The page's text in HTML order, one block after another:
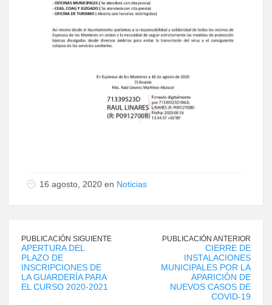
16 agosto, 2020 en Noticias
PUBLICACIÓN SIGUIENTE
APERTURA DEL
PLAZO DE
INSCRIPCIONES DE
LA GUARDERÍA PARA
EL CURSO 2020-2021
PUBLICACIÓN ANTERIOR
CIERRE DE
INSTALACIONES
MUNICIPALES POR LA
APARICIÓN DE
NUEVOS CASOS DE
COVID-19